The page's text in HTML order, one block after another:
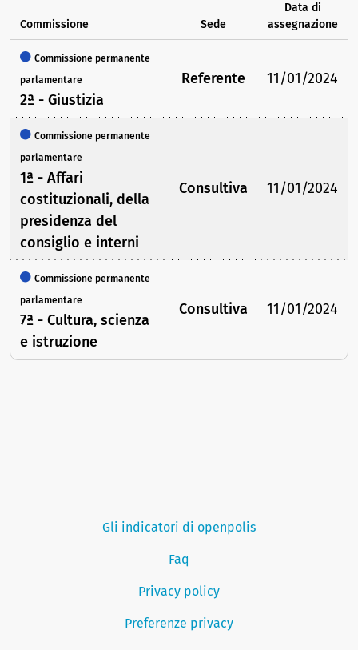
Commissione Sede
Data di
assegnazione
Commissione permanente
parlamentare
2ª - Giustizia
Referente 11/01/2024
Commissione permanente
parlamentare
1ª - Affari
costituzionali, della
presidenza del
consiglio e interni
Consultiva 11/01/2024
Commissione permanente
parlamentare
7ª - Cultura, scienza
e istruzione
Consultiva 11/01/2024
Gli indicatori di openpolis
Faq
Privacy policy
Preferenze privacy